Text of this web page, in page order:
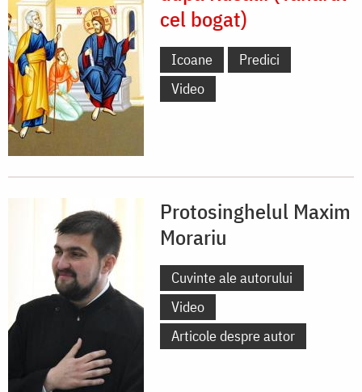
cel bogat)
Icoane
Predici
Video
Protosinghelul Maxim
Morariu
Cuvinte ale autorului
Video
Articole despre autor